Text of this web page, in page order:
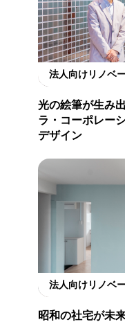
法人向けリノベ
光の絵筆が生み
ラ・コーポレー
デザイン
法人向けリノベ
昭和の社宅が未